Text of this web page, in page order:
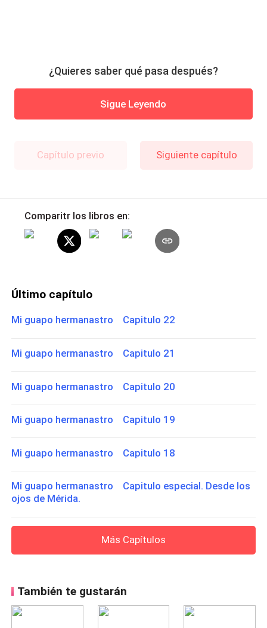
¿Quieres saber qué pasa después?
Sigue Leyendo
Capítulo previo Siguiente capítulo
Comparitr los libros en:
Último capítulo
Mi guapo hermanastro Capitulo 22
Mi guapo hermanastro Capitulo 21
Mi guapo hermanastro Capitulo 20
Mi guapo hermanastro Capitulo 19
Mi guapo hermanastro Capitulo 18
Mi guapo hermanastro Capitulo especial. Desde los
ojos de Mérida.
Más Capítulos
También te gustarán